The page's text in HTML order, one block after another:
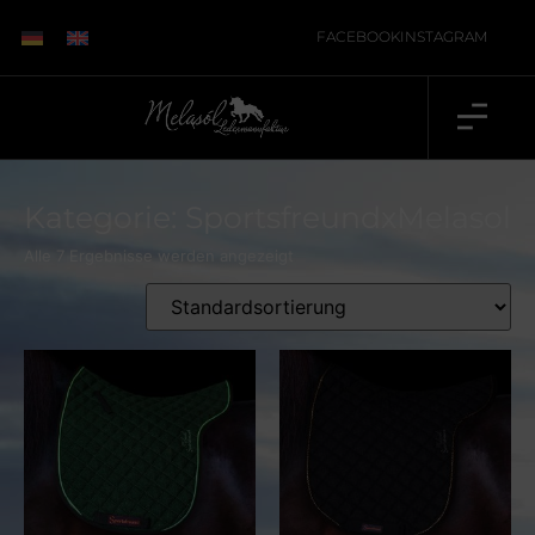
FACEBOOKINSTAGRAM
Alle 7 Ergebnisse werden angezeigt